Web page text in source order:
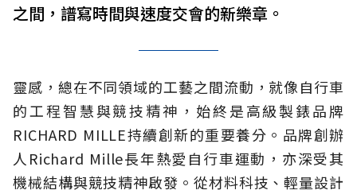
之間，譜寫時間與速度交會的新樂章。
靈感，總在不同領域的工藝之間流動，就像自行車
的工程智慧與競技精神，始終是高級製錶品牌
RICHARD MILLE持續創新的重要養分。品牌創辦
人Richard Mille長年熱愛自行車運動，亦深受其
機械結構與競技精神啟發。從材料科技、輕量設計